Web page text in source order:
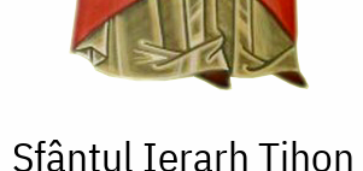
Sfântul Ierarh Tihon